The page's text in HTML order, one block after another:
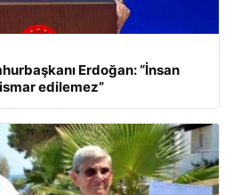
Erdoğan: “İnsan
edilemez”